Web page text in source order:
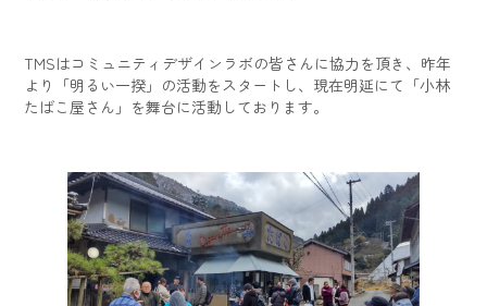
TMSはコミュニティデザインラボの皆さんに協力を頂き、昨年
より「明るい一揆」の活動をスタートし、現在明延にて「小林
たばこ屋さん」を舞台に活動しております。